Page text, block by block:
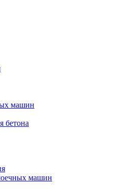
машин
бетона
машин